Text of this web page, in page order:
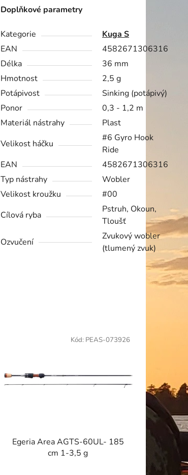
Doplňkové parametry
Kategorie
Kuga S
EAN
4582671306316
Délka
36 mm
Hmotnost
2,5 g
Potápivost
Sinking (potápivý)
Ponor
0,3 - 1,2 m
Materiál nástrahy
Plast
Velikost háčku
#6 Gyro Hook
Ride
EAN
4582671306316
Typ nástrahy
Wobler
Velikost kroužku
#00
Cílová ryba
Pstruh, Okoun,
Tloušť
Ozvučení
Zvukový wobler
(tlumený zvuk)
Egeria Area AGTS-60UL- 185
cm 1-3,5 g
Kód: PEAS-073926